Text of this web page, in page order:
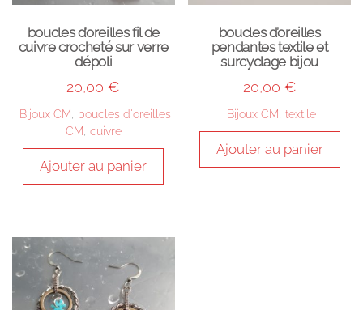
boucles d’oreilles fil de
cuivre crocheté sur verre
dépoli
20,00€
Bijoux CM
boucles d'oreilles
CM cuivre
Ajouter au panier
boucles d’oreilles
pendantes textile et
surcyclage bijou
20,00 €
Bijoux CM textile
Ajouter au panier